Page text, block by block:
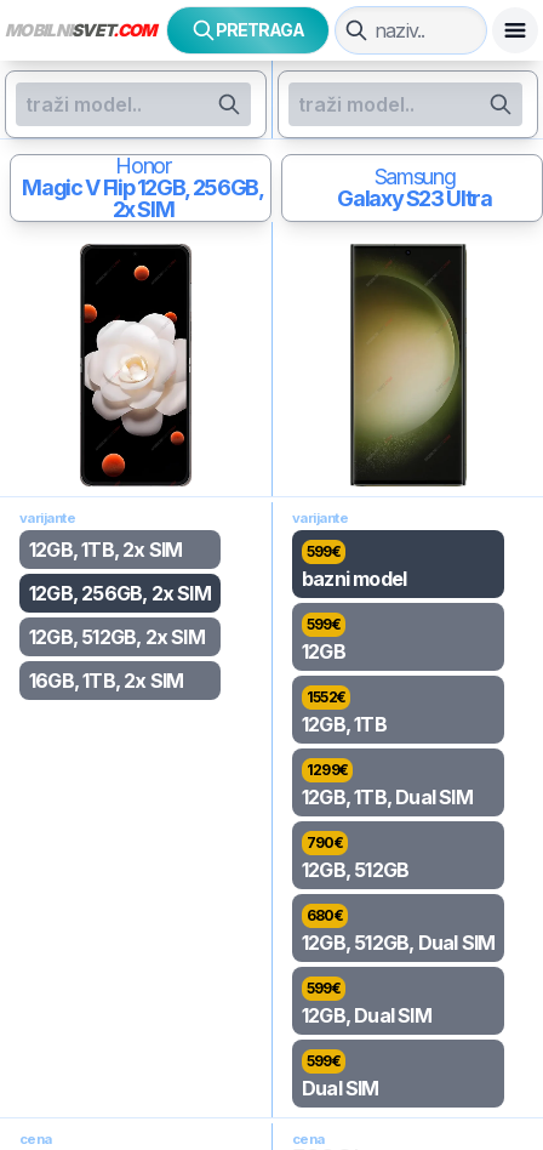
MOBILNISVET.COM PRETRAGA
Honor
Magic V Flip12GB, 256GB,
2x SIM
Samsung
Galaxy S23 Ultra
varijante
12GB, 1TB, 2x SIM
12GB, 256GB, 2x SIM
12GB, 512GB, 2x SIM
16GB, 1TB, 2x SIM
varijante
599€
bazni model
599€
12GB
1552€
12GB, 1TB
1299€
12GB, 1TB, Dual SIM
790€
12GB, 512GB
680€
12GB, 512GB, Dual SIM
599€
12GB, Dual SIM
599€
Dual SIM
cena cena